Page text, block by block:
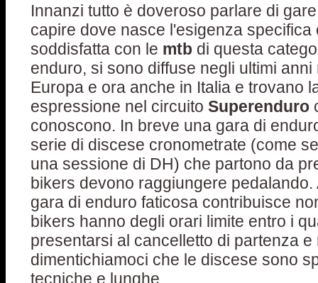
Innanzi tutto è doveroso parlare di
capire dove nasce l'esigenza specifica
soddisfatta con le mtb di questa
enduro, si sono diffuse negli ultimi anni
Europa e ora anche in Italia e trovano
espressione nel circuito Superenduro
conoscono. In breve una gara di
serie di discese cronometrate (come
una sessione di DH) che partono da
bikers devono raggiungere pedalando.
gara di enduro faticosa contribuisce
bikers hanno degli orari limite entro i
presentarsi al cancelletto di partenza e
dimentichiamoci che le discese sono
tecniche e lunghe.